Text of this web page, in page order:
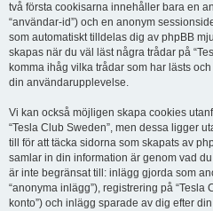
två första cookisarna innehåller bara en
“användar-id”) och en anonym
som automatiskt tilldelas dig av phpBB
skapas när du väl läst några trådar på
komma ihåg vilka trådar som har lästs
din användarupplevelse.
Vi kan också möjligen skapa cookies
“Tesla Club Sweden”, men dessa ligger
till för att täcka sidorna som skapats av
samlar in din information är genom vad
är inte begränsat till: inlägg gjorda som
“anonyma inlägg”), registrering på “Tesla
konto”) och inlägg sparade av dig efter